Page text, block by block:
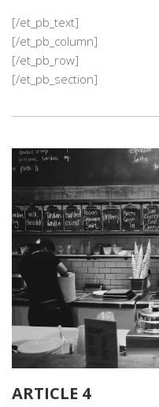
[/et_pb_text]
[/et_pb_column]
[/et_pb_row]
[/et_pb_section]
ARTICLE 4